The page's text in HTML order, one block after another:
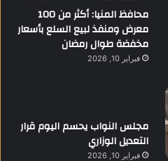
محافظ المنيا: أكثر من 100
معرض ومنفذ لبيع السلع بأسعار
مخفضة طوال رمضان
فبراير 10, 2026
مجلس النواب يحسم اليوم قرار
التعديل الوزاري
فبراير 10, 2026